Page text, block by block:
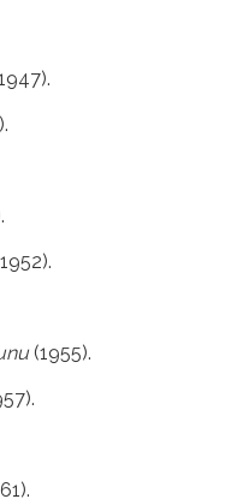
(1955).